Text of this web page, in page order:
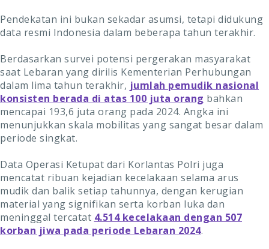
Pendekatan ini bukan sekadar asumsi, tetapi didukung
data resmi Indonesia dalam beberapa tahun terakhir.
Berdasarkan survei potensi pergerakan masyarakat
saat Lebaran yang dirilis Kementerian Perhubungan
dalam lima tahun terakhir, jumlah pemudik nasional
konsisten berada di atas 100 juta orang bahkan
mencapai 193,6 juta orang pada 2024. Angka ini
menunjukkan skala mobilitas yang sangat besar dalam
periode singkat.
Data Operasi Ketupat dari Korlantas Polri juga
mencatat ribuan kejadian kecelakaan selama arus
mudik dan balik setiap tahunnya, dengan kerugian
material yang signifikan serta korban luka dan
meninggal tercatat 4.514 kecelakaan dengan 507
korban jiwa pada periode Lebaran 2024.